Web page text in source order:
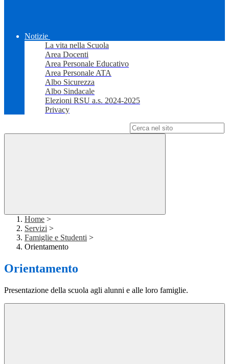
Notizie
La vita nella Scuola
Area Docenti
Area Personale Educativo
Area Personale ATA
Albo Sicurezza
Albo Sindacale
Elezioni RSU a.s. 2024-2025
Privacy
Home >
Servizi >
Famiglie e Studenti >
Orientamento
Orientamento
Presentazione della scuola agli alunni e alle loro famiglie.